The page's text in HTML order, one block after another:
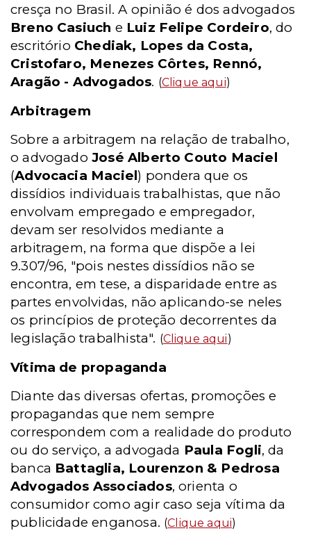
cresça no Brasil. A opinião é dos advogados
Breno Casiuch e Luiz Felipe Cordeiro, do
escritório Chediak, Lopes da Costa,
Cristofaro, Menezes Côrtes, Rennó,
Aragão - Advogados. (Clique aqui)
Arbitragem
Sobre a arbitragem na relação de trabalho,
o advogadoJosé Alberto Couto Maciel
(Advocacia Maciel) pondera que os
dissídios individuais trabalhistas, que não
envolvam empregado e empregador,
devam ser resolvidos mediante a
arbitragem, na forma que dispõe a lei
9.307/96, "pois nestes dissídios não se
encontra, em tese, a disparidade entre as
partes envolvidas, não aplicando-se neles
os princípios de proteção decorrentes da
legislação trabalhista". (Clique aqui)
Vítima de propaganda
Diante das diversas ofertas, promoções e
propagandas que nem sempre
correspondem com a realidade do produto
ou do serviço, a advogada Paula Fogli, da
banca Battaglia, Lourenzon & Pedrosa
Advogados Associados, orienta o
consumidor como agir caso seja vítima da
publicidade enganosa. (Clique aqui)